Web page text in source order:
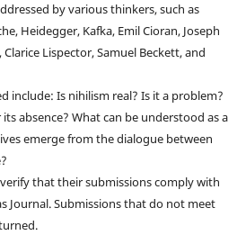
by various thinkers, such as
Heidegger, Kafka, Emil Cioran, Joseph
Lispector, Samuel Beckett, and
include: Is nihilism real? Is it a problem?
absence? What can be understood as a
emerge from the dialogue between
that their submissions comply with
Journal. Submissions that do not meet